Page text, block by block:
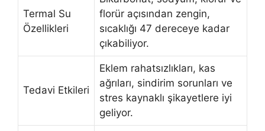
Termal Su
Özellikleri
florür açısından zengin,
sıcaklığı 47 dereceye kadar
çıkabiliyor.
Tedavi Etkileri
Eklem rahatsızlıkları, kas
ağrıları, sindirim sorunları ve
stres kaynaklı şikayetlere iyi
geliyor.